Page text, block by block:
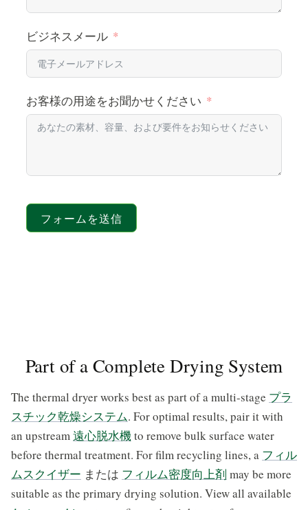
ビジネスメール
お客様の用途をお聞かせください
フォームを送信
Part of a Complete Drying System
The thermal dryer works best as part of a multi-stage プラ
スチック乾燥システム. For optimal results, pair it with
an upstream遠心脱水機to remove bulk surface water
before thermal treatment. For film recycling lines, a フィル
ムスクイザー または フィルム密度向上剤 may be more
suitable as the primary drying solution. View all available